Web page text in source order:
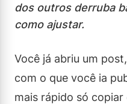
dos outros derruba
como ajustar.
Você já abriu um
com o que você ia
mais rápido só